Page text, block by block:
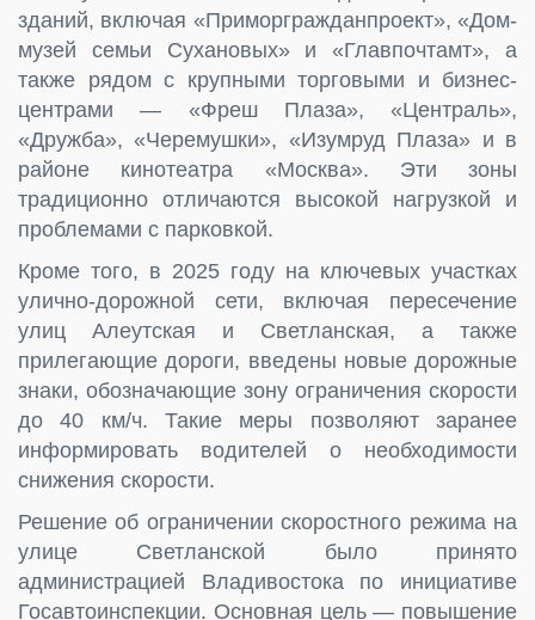
зданий, включая «Приморгражданпроект», «Дом-
музей семьи Сухановых» и «Главпочтамт», а
также рядом с крупными торговыми и бизнес-
центрами — «Фреш Плаза», «Централь»,
«Дружба», «Черемушки», «Изумруд Плаза» и в
районе кинотеатра «Москва». Эти зоны
традиционно отличаются высокой нагрузкой и
проблемами с парковкой.
Кроме того, в 2025 году на ключевых участках
улично-дорожной сети, включая пересечение
улиц Алеутская и Светланская, а также
прилегающие дороги, введены новые дорожные
знаки, обозначающие зону ограничения скорости
до 40 км/ч. Такие меры позволяют заранее
информировать водителей о необходимости
снижения скорости.
Решение об ограничении скоростного режима на
улице Светланской было принято
администрацией Владивостока по инициативе
Госавтоинспекции. Основная цель — повышение